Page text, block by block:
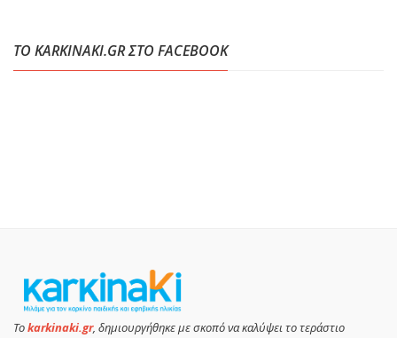
ΤΟ KARKINAKI.GR ΣΤΟ FACEBOOK
Τοkarkinaki.gr, δημιουργήθηκε με σκοπό να καλύψει το τεράστιο